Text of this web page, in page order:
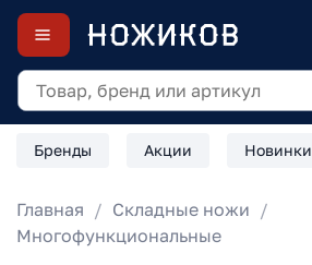
Бренды Акции Новинки
Главная
Складные ножи
Многофункциональные